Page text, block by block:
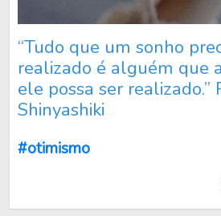
“Tudo que um sonho
realizado é alguém que
ele possa ser realizado.”
Shinyashiki
#otimismo